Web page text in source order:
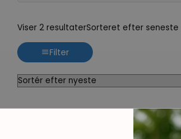
til Mexicansk Tradition
Smag
Velkommen til Ginbutikken.dk’s nye
og Mezcal! Vi er stolte af at
tradition, håndværk og unikke
Hvad er Tequila og Mezcal?
Viser 2 resultaterSorteret efter seneste
Filter